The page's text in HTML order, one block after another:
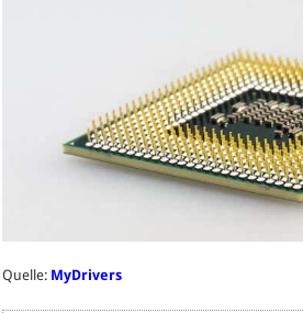
Quelle: MyDrivers